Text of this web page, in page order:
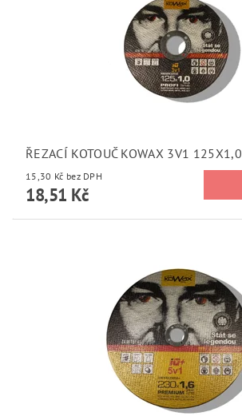
ŘEZACÍ KOTOUČ KOWAX 3V1 125X1,0
15,30 Kč bez DPH
18,51 Kč